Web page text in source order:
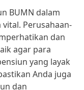
BUMN dalam
Perusahaan-
dan
agar para
yang layak
Anda juga
dan